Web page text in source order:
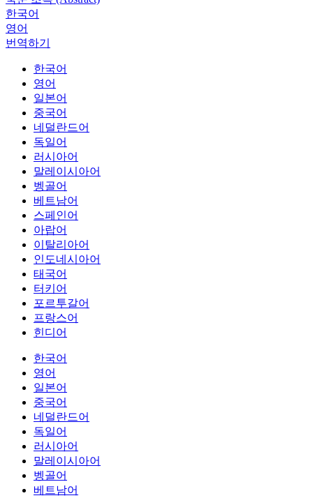
한국어
영어
번역하기
한국어
영어
일본어
중국어
네덜란드어
독일어
러시아어
말레이시아어
벵골어
베트남어
스페인어
아랍어
이탈리아어
인도네시아어
태국어
터키어
포르투갈어
프랑스어
힌디어
한국어
영어
일본어
중국어
네덜란드어
독일어
러시아어
말레이시아어
벵골어
베트남어